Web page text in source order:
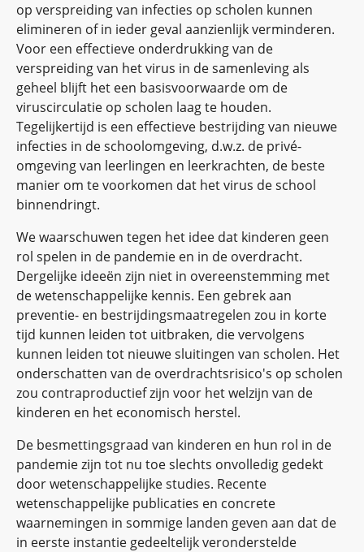
op verspreiding van infecties op scholen kunnen
elimineren of in ieder geval aanzienlijk verminderen.
Voor een effectieve onderdrukking van de
verspreiding van het virus in de samenleving als
geheel blijft het een basisvoorwaarde om de
viruscirculatie op scholen laag te houden.
Tegelijkertijd is een effectieve bestrijding van nieuwe
infecties in de schoolomgeving, d.w.z. de privé-
omgeving van leerlingen en leerkrachten, de beste
manier om te voorkomen dat het virus de school
binnendringt.
We waarschuwen tegen het idee dat kinderen geen
rol spelen in de pandemie en in de overdracht.
Dergelijke ideeën zijn niet in overeenstemming met
de wetenschappelijke kennis. Een gebrek aan
preventie- en bestrijdingsmaatregelen zou in korte
tijd kunnen leiden tot uitbraken, die vervolgens
kunnen leiden tot nieuwe sluitingen van scholen. Het
onderschatten van de overdrachtsrisico's op scholen
zou contraproductief zijn voor het welzijn van de
kinderen en het economisch herstel.
De besmettingsgraad van kinderen en hun rol in de
pandemie zijn tot nu toe slechts onvolledig gedekt
door wetenschappelijke studies. Recente
wetenschappelijke publicaties en concrete
waarnemingen in sommige landen geven aan dat de
in eerste instantie gedeeltelijk veronderstelde